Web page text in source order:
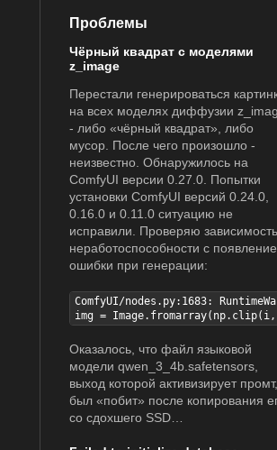
Проблемы
Чёрный квадрат с моделями
z_image
Перестали генерироваться
на всех моделях диффузии
- либо «чёрный квадрат», либо
мусор. После чего произошло -
неизвестно. Обнаружилось на
ComfyUI версии 0.27.0. Попытки
установки ComfyUI версий 0.24.0,
0.16.0 и 0.11.0 ситуацию не
исправили. Проверяю зависимость
неработоспособности с
ошибки при генерации:
ComfyUI/nodes.py:1683:
img =
Оказалось, что файл языковой
модели qwen_3_4b.safetensors,
выход которой активизирует промт,
был «побит» после копирования
со сдохшего SSD…